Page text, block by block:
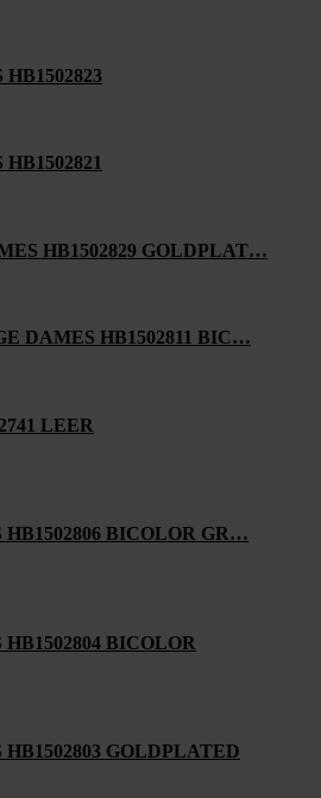
HB1502829 GOLDPLAT…
DAMES HB1502811 BIC…
LEER
HB1502806 BICOLOR GR…
BICOLOR
GOLDPLATED